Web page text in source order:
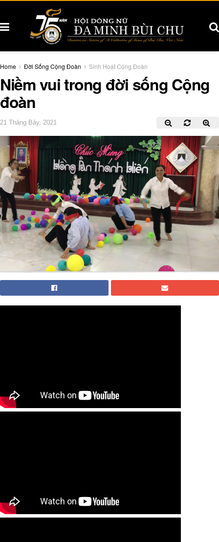
Home Đời Sống Cộng Đoàn Sinh Hoạt Cộng Đoàn
Niềm vui trong đời sống Cộng
đoàn
21 Tháng Bảy, 2021